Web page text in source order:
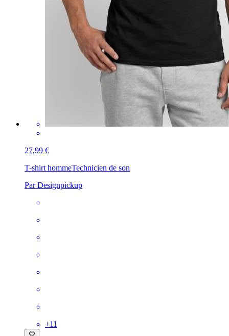
27,99 €
T-shirt hommeTechnicien de son
Par Designpickup
+11